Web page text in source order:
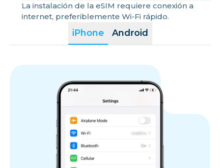
iPhone Android
La instalación de la eSIM requiere conexión a
internet, preferiblemente Wi-Fi rápido.